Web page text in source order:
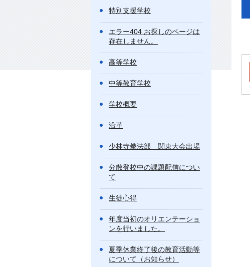
特別支援学校
エラー404 お探しのページは
存在しません。
高等学校
中等教育学校
学校概要
沿革
少林寺拳法部 関東大会出場
分散登校中の課題配信につい
て
生徒心得
年度当初のオリエンテーショ
ンを行いました。
夏季休業終了後の教育活動等
について（お知らせ）